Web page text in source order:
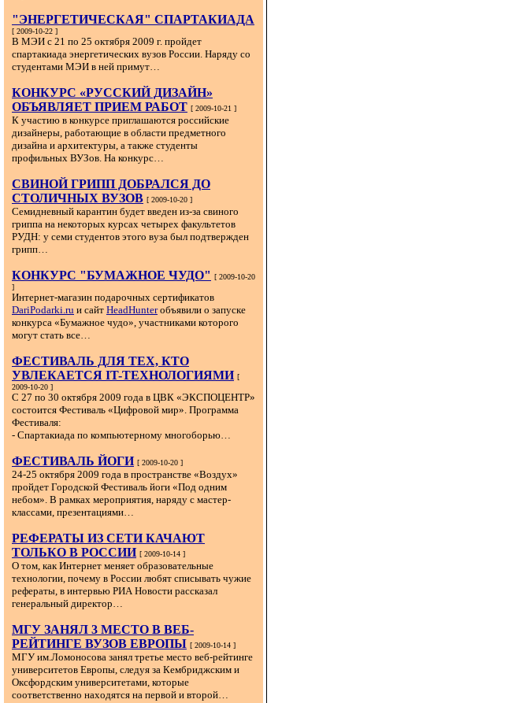
"ЭНЕРГЕТИЧЕСКАЯ" СПАРТАКИАДА
[ 2009-10-22 ]
В МЭИ с 21 по 25 октября 2009 г. пройдет
спартакиада энергетических вузов России. Наряду со
студентами МЭИ в ней примут…
КОНКУРС «РУССКИЙ ДИЗАЙН»
ОБЪЯВЛЯЕТ ПРИЕМ РАБОТ [ 2009-10-21 ]
К участию в конкурсе приглашаются российские
дизайнеры, работающие в области предметного
дизайна и архитектуры, а также студенты
профильных ВУЗов. На конкурс…
СВИНОЙ ГРИПП ДОБРАЛСЯ ДО
СТОЛИЧНЫХ ВУЗОВ [ 2009-10-20 ]
Семидневный карантин будет введен из-за свиного
гриппа на некоторых курсах четырех факультетов
РУДН: у семи студентов этого вуза был подтвержден
грипп…
КОНКУРС "БУМАЖНОЕ ЧУДО" [ 2009-10-20
]
Интернет-магазин подарочных сертификатов
DariPodarki.ru и сайт HeadHunterобъявили о запуске
конкурса «Бумажное чудо», участниками которого
могут стать все…
ФЕСТИВАЛЬ ДЛЯ ТЕХ, КТО
УВЛЕКАЕТСЯ IT-ТЕХНОЛОГИЯМИ [
2009-10-20 ]
С 27 по 30 октября 2009 года в ЦВК «ЭКСПОЦЕНТР»
состоится Фестиваль «Цифровой мир». Программа
Фестиваля:
- Спартакиада по компьютерному многоборью…
ФЕСТИВАЛЬ ЙОГИ [ 2009-10-20 ]
24-25 октября 2009 года в пространстве «Воздух»
пройдет Городской Фестиваль йоги «Под одним
небом». В рамках мероприятия, наряду с мастер-
классами, презентациями…
РЕФЕРАТЫ ИЗ СЕТИ КАЧАЮТ
ТОЛЬКО В РОССИИ [ 2009-10-14 ]
О том, как Интернет меняет образовательные
технологии, почему в России любят списывать чужие
рефераты, в интервью РИА Новости рассказал
генеральный директор…
МГУ ЗАНЯЛ 3 МЕСТО В ВЕБ-
РЕЙТИНГЕ ВУЗОВ ЕВРОПЫ [ 2009-10-14 ]
МГУ им.Ломоносова занял третье место веб-рейтинге
университетов Европы, следуя за Кембриджским и
Оксфордским университетами, которые
соответственно находятся на первой и второй…